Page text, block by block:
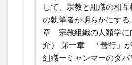
して、宗教と組織の相
の執筆者が明らかにす
章 宗教組織の人類学に
介） 第一章 「善行」が
組織ーミャンマーのダ